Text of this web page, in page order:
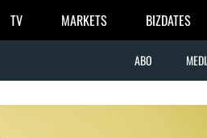
TV MARKETS BIZDATES
ABO